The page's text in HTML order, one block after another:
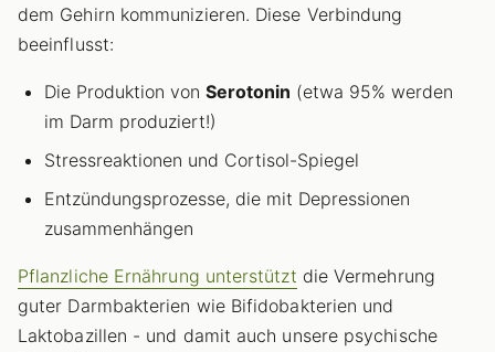
dem Gehirn kommunizieren. Diese Verbindung
beeinflusst:
Die Produktion von Serotonin (etwa 95% werden
im Darm produziert!)
Stressreaktionen und Cortisol-Spiegel
Entzündungsprozesse, die mit Depressionen
zusammenhängen
Pflanzliche Ernährung unterstützt die Vermehrung
guter Darmbakterien wie Bifidobakterien und
Laktobazillen - und damit auch unsere psychische